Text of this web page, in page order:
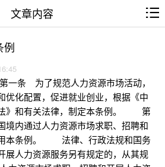
文章内容
例
为了规范人力资源市场活动，
优化配置，促进就业创业，根据《中
》和有关法律，制定本条例。 第
内通过人力资源市场求职、招聘和
本条例。 法律、行政法规和国务
展人力资源服务另有规定的，从其规